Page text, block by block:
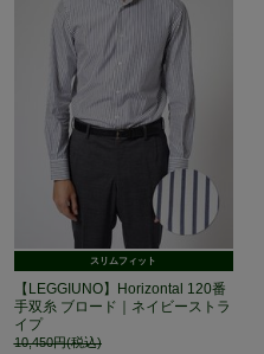
スリムフィット
【LEGGIUNO】Horizontal 120番
手双糸 ブロード｜ネイビーストラ
イプ
10,450円(税込)